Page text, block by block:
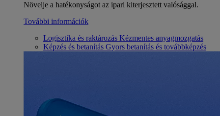
Növelje a hatékonyságot az ipari kiterjesztett valósággal.
További információk
Logisztika és raktározás Kézmentes anyagmozgatás
Képzés és betanítás Gyors betanítás és továbbképzés